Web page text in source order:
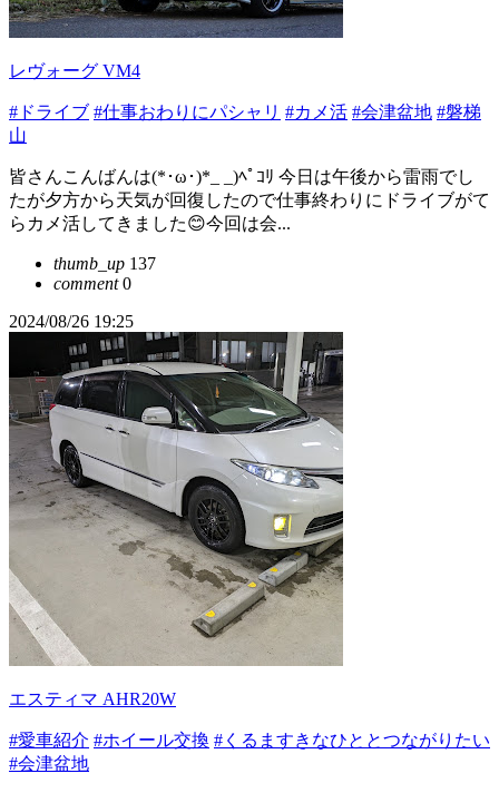
レヴォーグ VM4
#ドライブ #仕事おわりにパシャリ #カメ活 #会津盆地 #磐梯
山
皆さんこんばんは(*･ω･)*_ _)ﾍﾟｺﾘ 今日は午後から雷雨でし
たが夕方から天気が回復したので仕事終わりにドライブがて
らカメ活してきました😊今回は会...
thumb_up 137
comment0
2024/08/26 19:25
エスティマ AHR20W
#愛車紹介 #ホイール交換 #くるますきなひととつながりたい
#会津盆地